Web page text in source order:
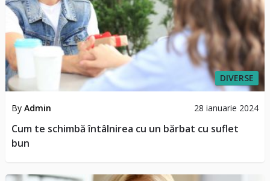
DIVERSE
By Admin 28 ianuarie 2024
Cum te schimbă întâlnirea cu un bărbat cu suflet
bun